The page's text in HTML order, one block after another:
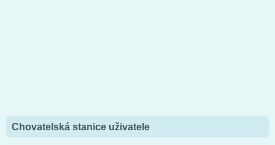
Chovatelská stanice uživatele